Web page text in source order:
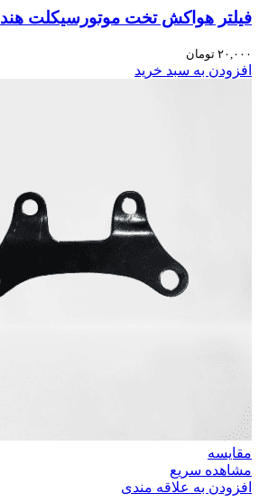
فیلتر هواکش تخت موتورسیکلت هندا
۲۰,۰۰۰ تومان
افزودن به سبد خرید
مقایسه
مشاهده سریع
افزودن به علاقه مندی